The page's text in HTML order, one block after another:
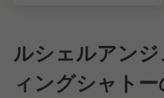
ルシェルアン
ィングシャト